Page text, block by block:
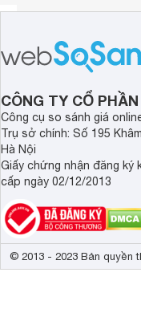
CÔNG TY CỔ
Công cụ so sánh giá
Trụ sở chính: Số 195
Hà Nội
Giấy chứng nhận đăng ký
cấp ngày 02/12/2013
© 2013 - 2023 Bản quyền